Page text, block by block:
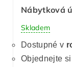
Nábytková
Skladem
Dostupné v
Objednejte